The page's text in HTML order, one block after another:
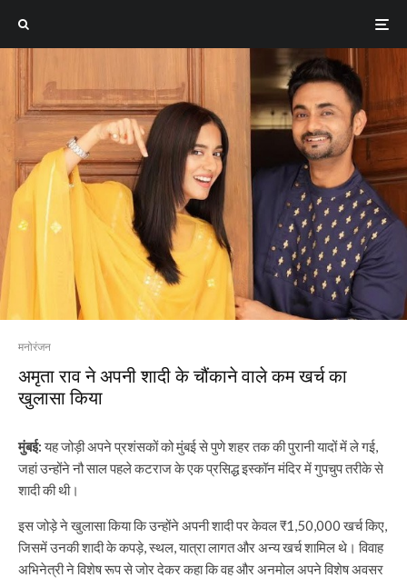
मनोरंजन
अमृता राव ने अपनी शादी के चौंकाने वाले कम खर्च का
खुलासा किया
मुंबई:यह जोड़ी अपने प्रशंसकों को मुंबई से पुणे शहर तक की पुरानी यादों में ले गई,
जहां उन्होंने नौ साल पहले कटराज के एक प्रसिद्ध इस्कॉन मंदिर में गुपचुप तरीके से
शादी की थी।
इस जोड़े ने खुलासा किया कि उन्होंने अपनी शादी पर केवल ₹1,50,000 खर्च किए,
जिसमें उनकी शादी के कपड़े, स्थल, यात्रा लागत और अन्य खर्च शामिल थे। विवाह
अभिनेत्री ने विशेष रूप से जोर देकर कहा कि वह और अनमोल अपने विशेष अवसर